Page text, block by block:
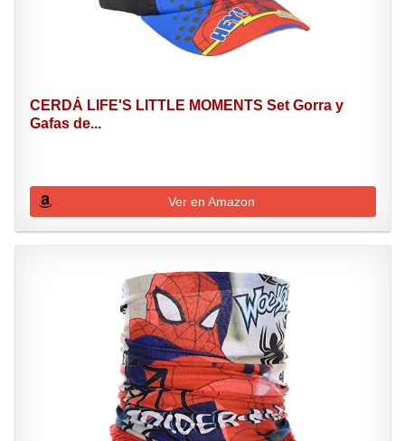
CERDÁ LIFE'S LITTLE MOMENTS Set Gorra y
Gafas de...
Ver en Amazon